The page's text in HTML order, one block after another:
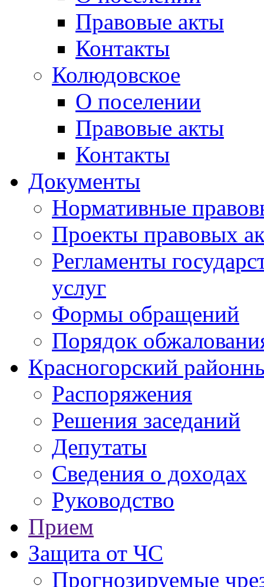
Правовые акты
Контакты
Колюдовское
О поселении
Правовые акты
Контакты
Документы
Нормативные
Проекты правовых
Регламенты
услуг
Формы обращений
Порядок
Красногорский
Распоряжения
Решения заседаний
Депутаты
Сведения о доходах
Руководство
Прием
Защита от ЧС
Прогнозируемые